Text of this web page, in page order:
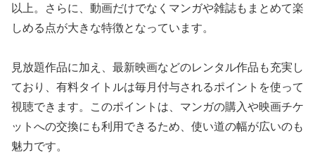
以上。さらに、動画だけでなくマンガや雑誌もまとめて楽
しめる点が大きな特徴となっています。
見放題作品に加え、最新映画などのレンタル作品も充実し
ており、有料タイトルは毎月付与されるポイントを使って
視聴できます。このポイントは、マンガの購入や映画チケ
ットへの交換にも利用できるため、使い道の幅が広いのも
魅力です。